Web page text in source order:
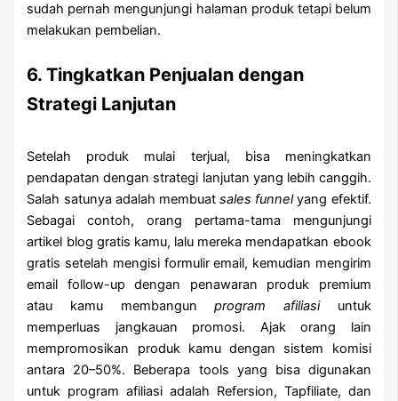
sudah pernah mengunjungi halaman produk tetapi belum
melakukan pembelian.
6. Tingkatkan Penjualan dengan
Strategi Lanjutan
Setelah produk mulai terjual, bisa meningkatkan
pendapatan dengan strategi lanjutan yang lebih canggih.
Salah satunya adalah membuatsales funnelyang efektif.
Sebagai contoh, orang pertama-tama mengunjungi
artikel blog gratis kamu, lalu mereka mendapatkan ebook
gratis setelah mengisi formulir email, kemudian mengirim
email follow-up dengan penawaran produk premium
atau kamu membangunprogram afiliasiuntuk
memperluas jangkauan promosi. Ajak orang lain
mempromosikan produk kamu dengan sistem komisi
antara 20–50%. Beberapa tools yang bisa digunakan
untuk program afiliasi adalah Refersion, Tapfiliate, dan